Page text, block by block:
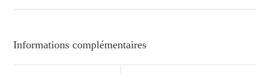
Informations complémentaires